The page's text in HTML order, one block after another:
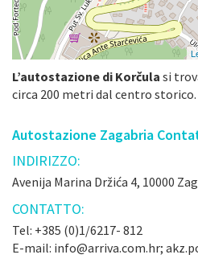
L’autostazione di Korčula si
circa 200 metri dal centro storico.
Autostazione Zagabria
INDIRIZZO:
Avenija Marina Držića 4, 10000
CONTATTO:
Tel: +385 (0)1/6217- 812
E-mail: info@arriva.com.hr;